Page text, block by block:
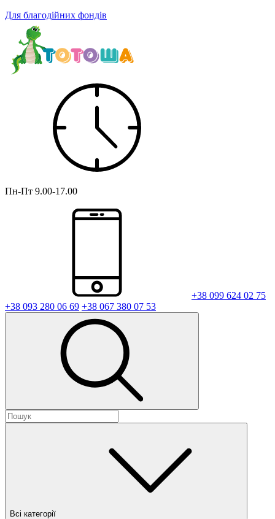
Для благодійних фондів
Пн-Пт 9.00-17.00
+38 099 624 02 75
+38 093 280 06 69 +38 067 380 07 53
Всі категорії